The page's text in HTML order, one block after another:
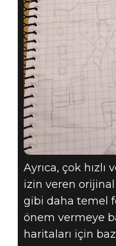
Ayrıca, çok hızlı
izin veren orijinal
gibi daha temel
önem vermeye
haritaları için